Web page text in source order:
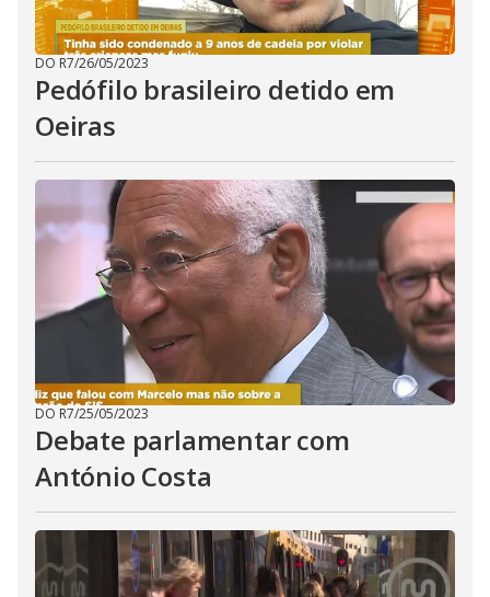
DO R7/26/05/2023
Pedófilo brasileiro detido em
Oeiras
DO R7/25/05/2023
Debate parlamentar com
António Costa